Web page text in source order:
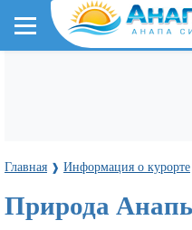
Главная ❱ Информация о курорте
Природа